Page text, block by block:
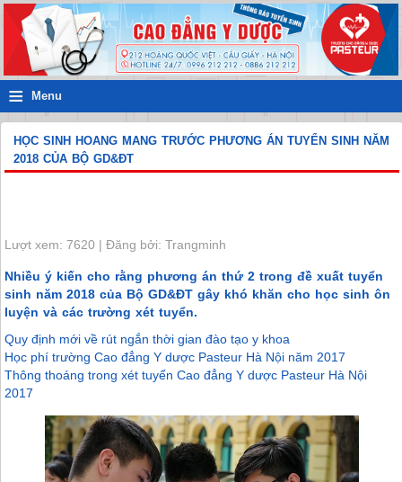
≡ Menu
HỌC SINH HOANG MANG TRƯỚC PHƯƠNG ÁN TUYỂN SINH NĂM
2018 CỦA BỘ GD&ĐT
Lượt xem: 7620 | Đăng bởi: Trangminh
Nhiều ý kiến cho rằng phương án thứ 2 trong đề xuất tuyển
sinh năm 2018 của Bộ GD&ĐT gây khó khăn cho học sinh ôn
luyện và các trường xét tuyển.
Quy định mới về rút ngắn thời gian đào tạo y khoa
Học phí trường Cao đẳng Y dược Pasteur Hà Nội năm 2017
Thông thoáng trong xét tuyển Cao đẳng Y dược Pasteur Hà Nội
2017